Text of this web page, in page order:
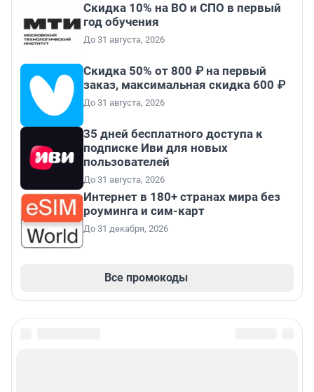
Скидка 10% на ВО и СПО в первый
год обучения
До 31 августа, 2026
Скидка 50% от 800 ₽ на первый
заказ, максимальная скидка 600 ₽
До 31 августа, 2026
35 дней бесплатного доступа к
подписке Иви для новых
пользователей
До 31 августа, 2026
Интернет в 180+ странах мира без
роуминга и сим-карт
До 31 декабря, 2026
Все промокоды